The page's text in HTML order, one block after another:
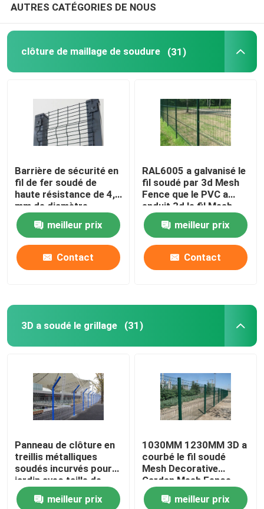
AUTRES CATÉGORIES DE NOUS
clôture de maillage de soudure (31)
Barrière de sécurité en
fil de fer soudé de
haute résistance de 4,0
mm de diamètre
meilleur prix
Contact
RAL6005 a galvanisé le
fil soudé par 3d Mesh
Fence que le PVC a
enduit 3d le fil Mesh
Panels
meilleur prix
Contact
3D a soudé le grillage (31)
Panneau de clôture en
treillis métalliques
soudés incurvés pour
jardin avec taille de
trou 50x100mm
meilleur prix
1030MM 1230MM 3D a
courbé le fil soudé
Mesh Decorative
Garden Mesh Fence
meilleur prix